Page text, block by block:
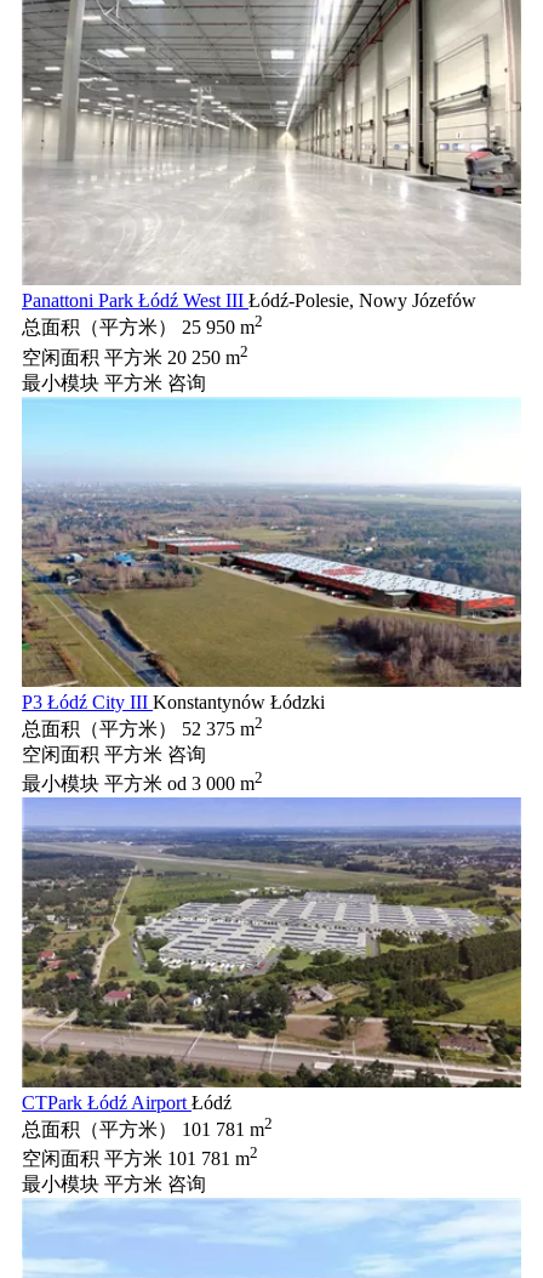
Panattoni Park Łódź West III Łódź-Polesie, Nowy Józefów
总面积（平方米）
25 950 m2
空闲面积 平方米 20 250 m2
最小模块 平方米 咨询
P3 Łódź City III Konstantynów Łódzki
总面积（平方米）
52 375 m2
空闲面积 平方米 咨询
最小模块 平方米 od 3 000 m2
CTPark Łódź Airport Łódź
总面积（平方米）
101 781 m2
空闲面积 平方米 101 781 m2
最小模块 平方米 咨询